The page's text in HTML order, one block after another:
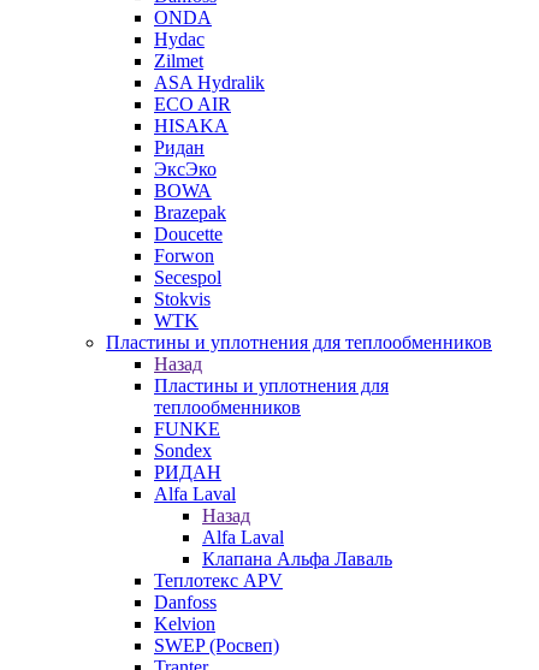
ONDA
Hydac
Zilmet
ASA Hydralik
ECO AIR
HISAKA
Ридан
ЭксЭко
BOWA
Brazepak
Doucette
Forwon
Secespol
Stokvis
WTK
Пластины и уплотнения для теплообменников
Назад
Пластины и уплотнения для
теплообменников
FUNKE
Sondex
РИДАН
Alfa Laval
Назад
Alfa Laval
Клапана Альфа Лаваль
Теплотекс APV
Danfoss
Kelvion
SWEP (Росвеп)